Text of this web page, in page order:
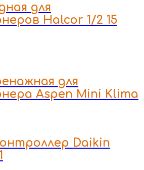
для
Halcor 1/2 15
для
Aspen Mini Klima
Daikin